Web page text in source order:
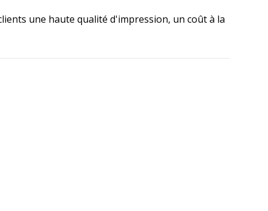
une haute qualité d'impression, un coût à la